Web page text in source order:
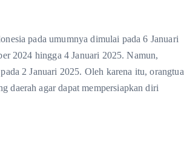
pada umumnya dimulai pada 6 Januari
2024 hingga 4 Januari 2025. Namun,
2 Januari 2025. Oleh karena itu, orangtua
daerah agar dapat mempersiapkan diri